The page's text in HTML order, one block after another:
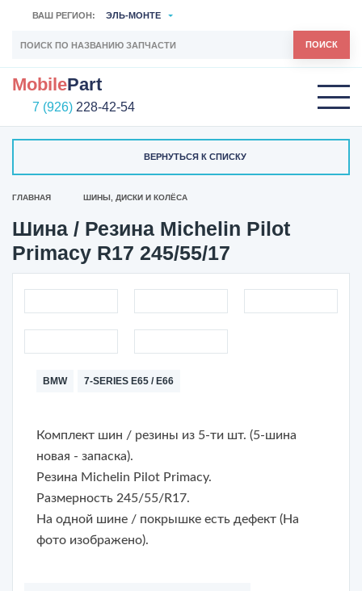
ВАШ РЕГИОН: ЭЛЬ-МОНТЕ
ПОИСК
MobilePart
7 (926) 228-42-54
ВЕРНУТЬСЯ К СПИСКУ
ГЛАВНАЯ ШИНЫ, ДИСКИ И КОЛЁСА
Шина / Резина Michelin Pilot
Primacy R17 245/55/17
BMW 7-SERIES E65 / E66
Комплект шин / резины из 5-ти шт. (5-шина
новая - запаска).
Резина Michelin Pilot Primacy.
Размерность 245/55/R17.
На одной шине / покрышке есть дефект (На
фото изображено).